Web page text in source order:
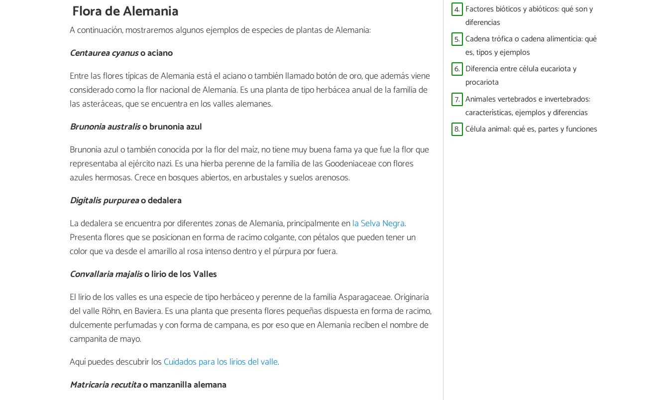
Flora de Alemania
A continuación, mostraremos algunos ejemplos de especies de plantas de Alemania:
Centaurea cyanuso aciano
Entre las flores típicas de Alemania está el aciano o también llamado botón de oro, que además viene
considerado como la flor nacional de Alemania. Es una planta de tipo herbácea anual de la familia de
las asteráceas, que se encuentra en los valles alemanes.
Brunonia australiso brunonia azul
Brunonia azul o también conocida por la flor del maíz, no tiene muy buena fama ya que fue la flor que
representaba al ejército nazi. Es una hierba perenne de la familia de las Goodeniaceae con flores
azules hermosas. Crece en bosques abiertos, en arbustales y suelos arenosos.
Digitalis purpureao dedalera
La dedalera se encuentra por diferentes zonas de Alemania, principalmente enla Selva Negra.
Presenta flores que se posicionan en forma de racimo colgante, con pétalos que pueden tener un
color que va desde el amarillo al rosa intenso dentro y el púrpura por fuera.
Convallaria majaliso lirio de los Valles
El lirio de los valles es una especie de tipo herbáceo y perenne de la familia Asparagaceae. Originaria
del valle Röhn, en Baviera. Es una planta que presenta flores pequeñas dispuesta en forma de racimo,
dulcemente perfumadas y con forma de campana, es por eso que en Alemania reciben el nombre de
campanita de mayo.
Aquí puedes descubrir losCuidados para los lirios del valle.
Matricaria recutitao manzanilla alemana
4. Factores bióticos y abióticos: qué son y
diferencias
5. Cadena trófica o cadena alimenticia: qué
es, tipos y ejemplos
6. Diferencia entre célula eucariota y
procariota
7. Animales vertebrados e invertebrados:
características, ejemplos y diferencias
8. Célula animal: qué es, partes y funciones